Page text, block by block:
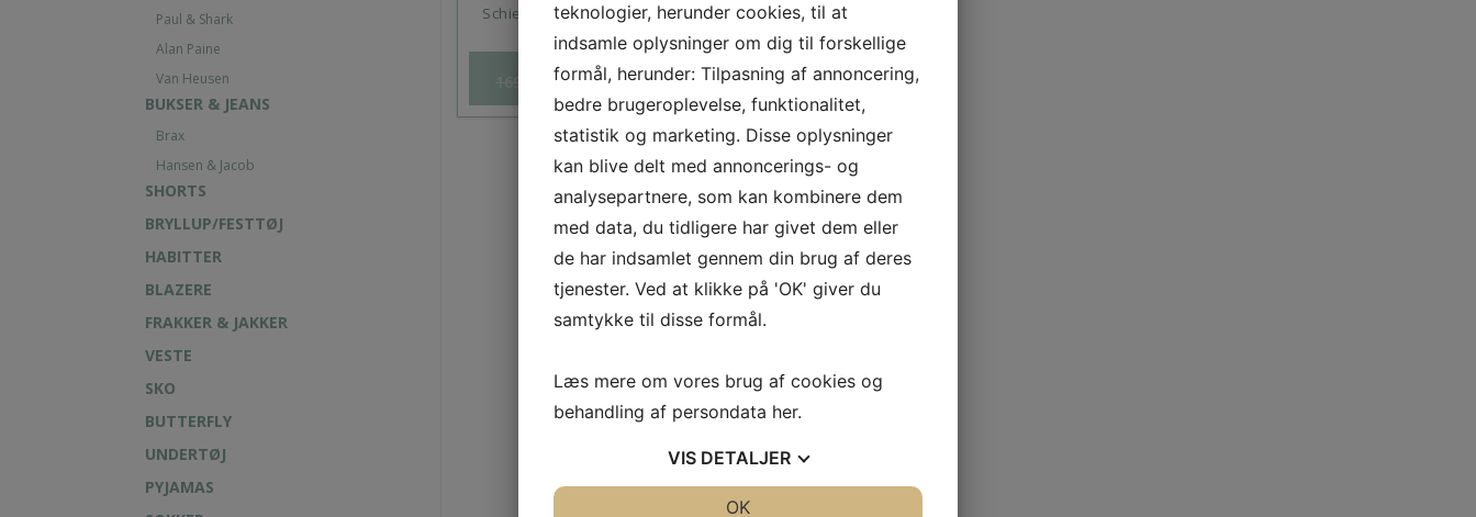
Schiesser Tight I Hvid(Str. XL &
XXL)
DKK 99,00DKK
Paul & Shark
Alan Paine
Van Heusen
BUKSER & JEANS
Brax
Hansen & Jacob
SHORTS
BRYLLUP/FESTTØJ
HABITTER
BLAZERE
FRAKKER & JAKKER
VESTE
SKO
BUTTERFLY
UNDERTØJ
PYJAMAS
teknologier, herunder cookies, til at
indsamle oplysninger om dig til forskellige
formål, herunder: Tilpasning af annoncering,
bedre brugeroplevelse, funktionalitet,
statistik og marketing. Disse oplysninger
kan blive delt med annoncerings- og
analysepartnere, som kan kombinere dem
med data, du tidligere har givet dem eller
de har indsamlet gennem din brug af deres
tjenester. Ved at klikke på 'OK' giver du
samtykke til disse formål.
Læs mere om vores brug af cookies og
behandling af persondata her.
VIS DETALJER
OK